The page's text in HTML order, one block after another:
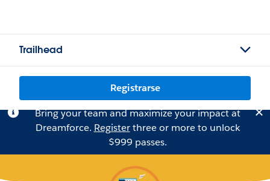
Trailhead
Registrarse
Bring your team and maximize your impact at
Dreamforce. Registerthree or more to unlock
$999 passes.